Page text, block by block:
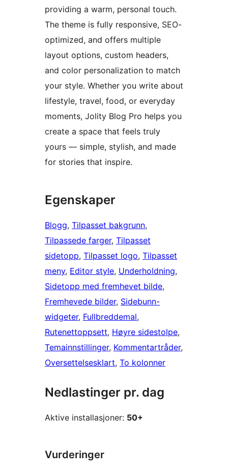
providing a warm, personal touch.
The theme is fully responsive, SEO-
optimized, and offers multiple
layout options, custom headers,
and color personalization to match
your style. Whether you write about
lifestyle, travel, food, or everyday
moments, Jolity Blog Pro helps you
create a space that feels truly
yours — simple, stylish, and made
for stories that inspire.
Egenskaper
Blogg, Tilpasset bakgrunn
Tilpassede farger, Tilpasset
sidetopp, Tilpasset logo, Tilpasset
meny, Editor style, Underholdning
Sidetopp med fremhevet bilde
Fremhevede bilder, Sidebunn-
widgeter, Fullbreddemal
Rutenettoppsett, Høyre sidestolpe
Temainnstillinger, Kommentartråder
Oversettelsesklart, To kolonner
Nedlastinger pr. dag
Aktive installasjoner: 50+
Vurderinger